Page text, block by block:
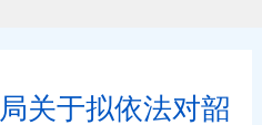
关于拟依法对韶